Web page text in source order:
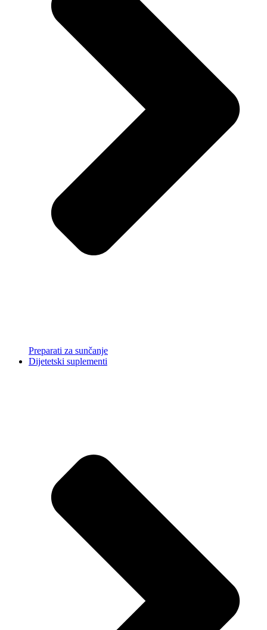
Preparati za sunčanje
Dijetetski suplementi